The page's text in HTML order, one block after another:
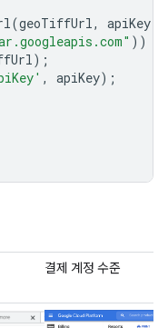
(geoTiffUrl, apiKey
))
);
, apiKey);
결제 계정 수준